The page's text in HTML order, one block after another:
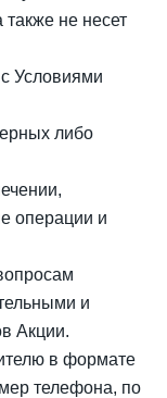
также не несет
Условиями
либо
операции и
и
Акции.
в формате
телефона, по